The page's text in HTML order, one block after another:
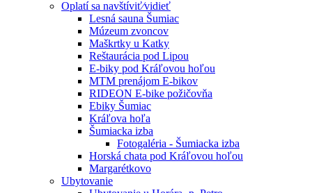
Oplatí sa navštíviť⁄vidieť
Lesná sauna Šumiac
Múzeum zvoncov
Maškrtky u Katky
Reštaurácia pod Lipou
E-biky pod Kráľovou hoľou
MTM prenájom E-bikov
RIDEON E-bike požičovňa
Ebiky Šumiac
Kráľova hoľa
Šumiacka izba
Fotogaléria - Šumiacka izba
Horská chata pod Kráľovou hoľou
Margarétkovo
Ubytovanie